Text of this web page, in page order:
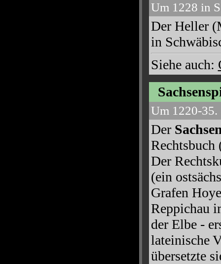
Um 1228 in
Der Heller
in
Siehe auch:
Um 1220-35.
Der
Rechtsbuch
Der
(ein
Grafen
Reppichau
der Elbe -
lateinische
übersetzte